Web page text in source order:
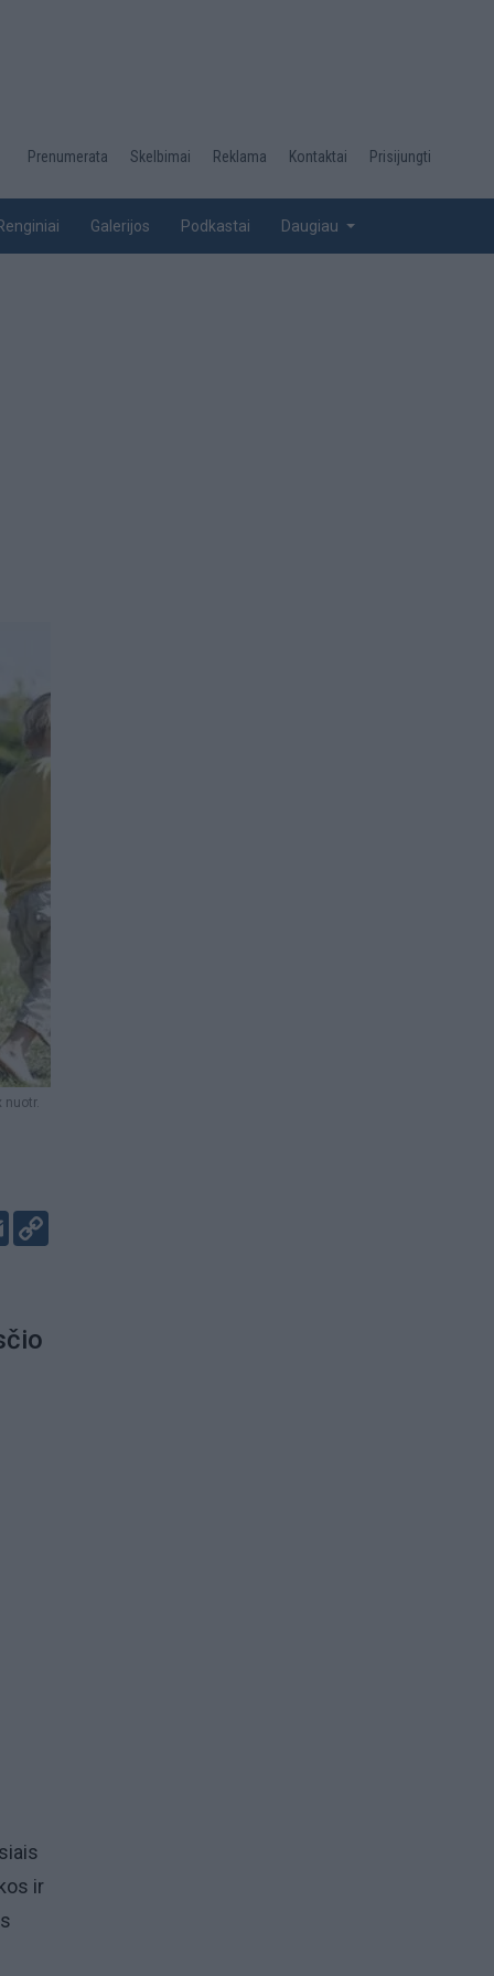
Desktop
top
Prenumerata Skelbimai Reklama Kontaktai Prisijungti
Galerijos Podkastai Daugiau
nuotr.
Email
ir